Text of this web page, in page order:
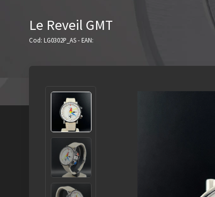
Le Reveil GMT
Cod: LG0302P_AS - EAN: